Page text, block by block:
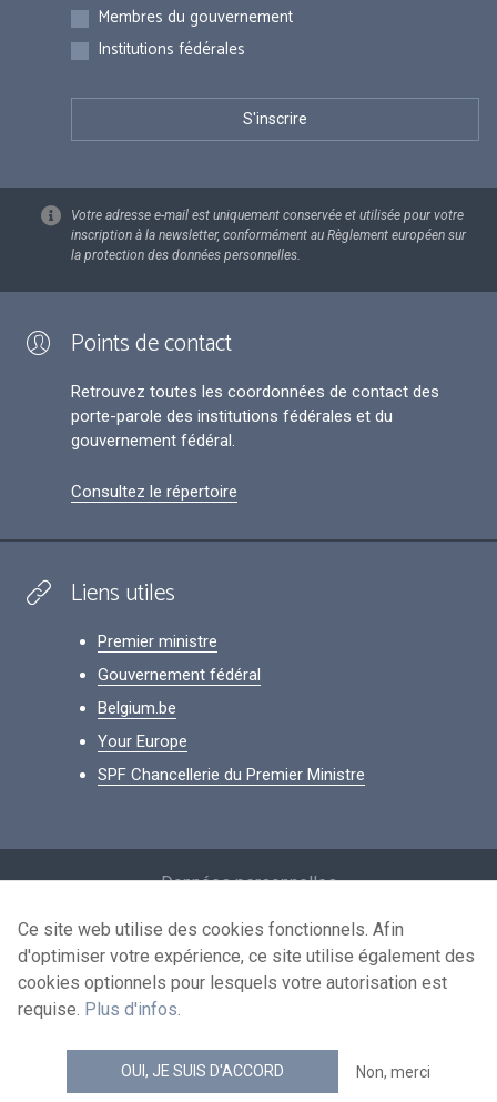
Membres du gouvernement
Institutions fédérales
Votre adresse e-mail est uniquement conservée et utilisée pour votre
inscription à la newsletter, conformément au Règlement européen sur
la protection des données personnelles.
Points de contact
Retrouvez toutes les coordonnées de contact des
porte-parole des institutions fédérales et du
gouvernement fédéral.
Consultez le répertoire
Liens utiles
Premier ministre
Gouvernement fédéral
Belgium.be
Your Europe
SPF Chancellerie du Premier Ministre
Données personnelles
Conditions de réutilisation
Contactez-nous
news.belgium flux RSS
Ce site web utilise des cookies fonctionnels. Afin
d'optimiser votre expérience, ce site utilise également des
cookies optionnels pour lesquels votre autorisation est
requise. Plus d'infos.
OUI, JE SUIS D'ACCORD Non, merci